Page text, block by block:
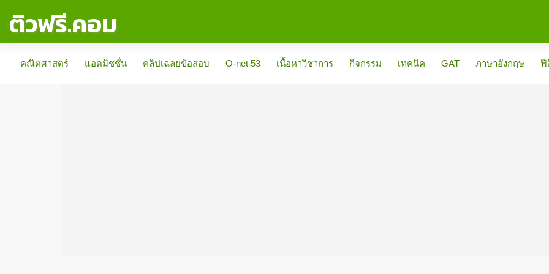
ติวฟรี.คอม
คณิตศาสตร์
แอดมิชชั่น คลิปเฉลยข้อสอบ O-net 53 เนื้อหาวิชาการ กิจกรรม เทคนิค GAT ภาษาอังกฤษ ฟิ